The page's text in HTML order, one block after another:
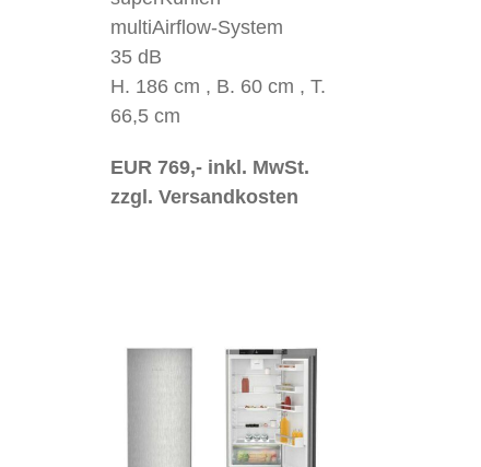
multiAirflow-System
35 dB
H. 186 cm , B. 60 cm , T.
66,5 cm
EUR 769,- inkl. MwSt.
zzgl. Versandkosten